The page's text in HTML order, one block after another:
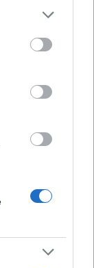
more Google
may click to
tags to
below Google
en la
Este
sino
residentes
local. ¿No